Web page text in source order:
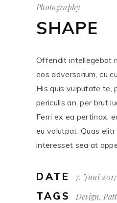
Photography
SHAPE
Offendit intellegebat
eos adversarium, cu
His quis vulputate te,
periculis an, per brut
Ferri ex ea pertinax,
eu volutpat. Quas
interesset sea at
DATE 7. Juni 2017
TAGS Design,